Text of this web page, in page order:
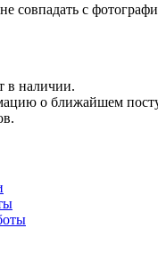
совпадать с
в наличии.
о ближайшем